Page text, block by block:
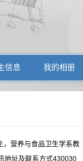
信息 我的相册
，营养与食品卫生学系教
地址及联系方式430030